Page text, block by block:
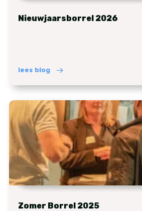
Nieuwjaarsborrel 2026
lees blog
Zomer Borrel 2025